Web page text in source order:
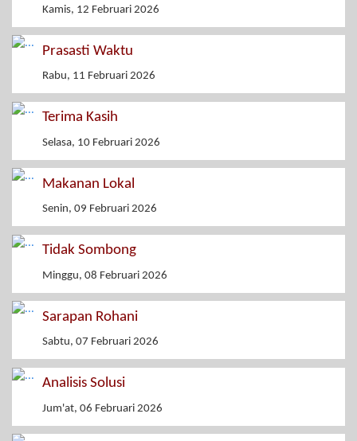
Kamis, 12 Februari 2026
Prasasti Waktu
Rabu, 11 Februari 2026
Terima Kasih
Selasa, 10 Februari 2026
Makanan Lokal
Senin, 09 Februari 2026
Tidak Sombong
Minggu, 08 Februari 2026
Sarapan Rohani
Sabtu, 07 Februari 2026
Analisis Solusi
Jum'at, 06 Februari 2026